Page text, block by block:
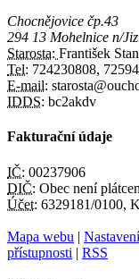
Chocnějovice čp.43
294 13 Mohelnice n/
Starosta: František
Tel: 724230808,
E-mail:
IDDS: bc2akdv
Fakturační údaje
IČ: 00237906
DIČ: Obec není
Účet: 6329181/0100,
Mapa webu |
přístupnosti | RSS